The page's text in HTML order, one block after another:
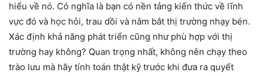
hiểu về nó. Có nghĩa là bạn có nền tảng kiến thức về lĩnh
vực đó và học hỏi, trau dồi và nắm bắt thị trường nhạy bén.
Xác định khả năng phát triển cũng như phù hợp với thị
trường hay không? Quan trọng nhất, không nên chạy theo
trào lưu mà hãy tính toán thật kỹ trước khi đưa ra quyết